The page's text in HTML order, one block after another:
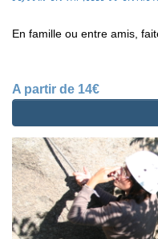
En famille ou entre amis,
A partir de 14€